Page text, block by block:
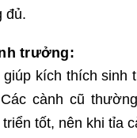
đủ.
trưởng:
giúp kích thích sinh
cành cũ
tốt, nên khi tỉa